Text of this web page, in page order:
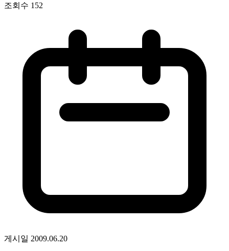
조회수 152
게시일 2009.06.20